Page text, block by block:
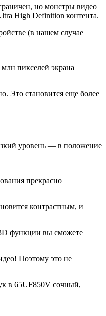
но монстры видео
High Definition контента.
(в нашем случае
пикселей экрана
Это становится еще более
уровень — в положение
прекрасно
контрастным, и
функции вы сможете
Поэтому это не
в 65UF850V сочный,